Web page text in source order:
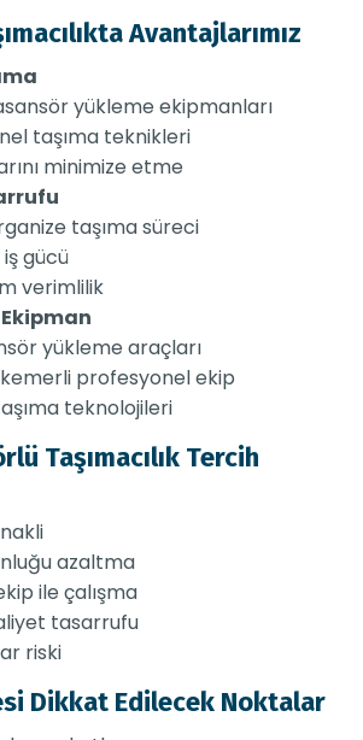
Avantajlarımız
yükleme ekipmanları
taşıma teknikleri
minimize etme
taşıma süreci
gücü
verimlilik
yükleme araçları
profesyonel ekip
teknolojileri
Taşımacılık Tercih
azaltma
ile çalışma
tasarrufu
riski
Dikkat Edilecek Noktalar